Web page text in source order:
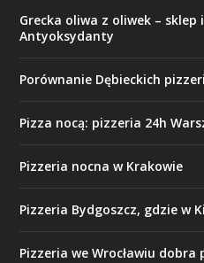
Grecka oliwa z oliwek –
Antyoksydanty
Porównanie Dębieckich
Pizza nocą: pizzeria 24h
Pizzeria nocna w Krakowie
Pizzeria Bydgoszcz, gdzie w
Pizzeria we Wrocławiu dobra